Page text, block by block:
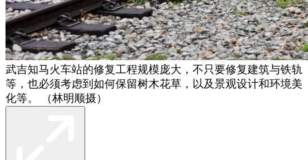
武吉知马火车站的修复工程规模庞大，不只要修复建筑与铁轨
等，也必须考虑到如何保留树木花草，以及景观设计和环境美
化等。 （林明顺摄）